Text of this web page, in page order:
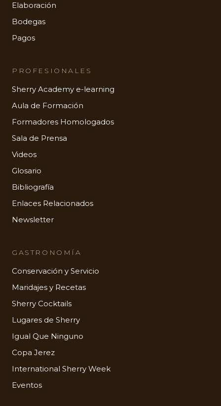
Elaboración
Bodegas
Pagos
PROFESIONALES
Sherry Academy e-learning
Aula de Formación
Formadores Homologados
Sala de Prensa
Videos
Glosario
Bibliografía
Enlaces Relacionados
Newsletter
GASTRONOMÍA
Conservación y Servicio
Maridajes y Recetas
Sherry Cocktails
Lugares de Sherry
Igual Que Ninguno
Copa Jerez
International Sherry Week
Eventos